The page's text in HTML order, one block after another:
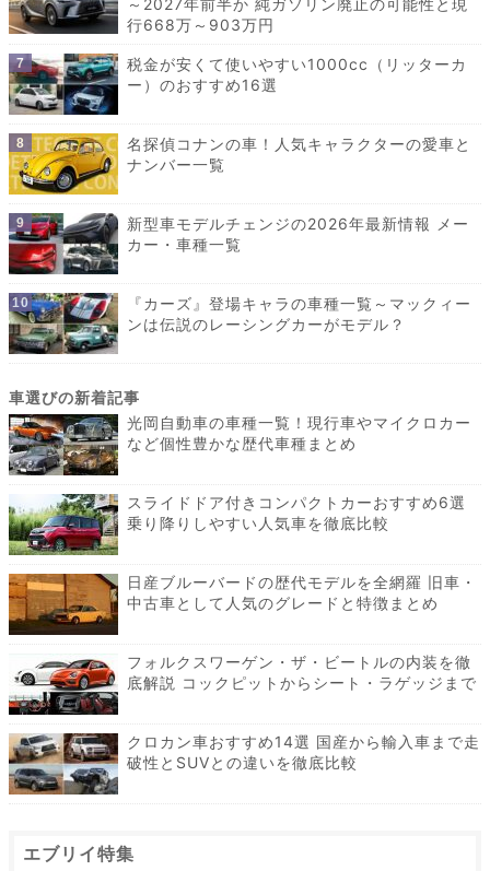
行668万～903万円
税金が安くて使いやすい1000cc（リッターカ
ー）のおすすめ16選
名探偵コナンの車！人気キャラクターの愛車と
ナンバー一覧
新型車モデルチェンジの2026年最新情報 メー
カー・車種一覧
『カーズ』登場キャラの車種一覧～マックィー
ンは伝説のレーシングカーがモデル？
光岡自動車の車種一覧！現行車やマイクロカー
など個性豊かな歴代車種まとめ
スライドドア付きコンパクトカーおすすめ6選
乗り降りしやすい人気車を徹底比較
日産ブルーバードの歴代モデルを全網羅 旧車・
中古車として人気のグレードと特徴まとめ
フォルクスワーゲン・ザ・ビートルの内装を徹
底解説 コックピットからシート・ラゲッジまで
クロカン車おすすめ14選 国産から輸入車まで走
破性とSUVとの違いを徹底比較
エブリイ特集